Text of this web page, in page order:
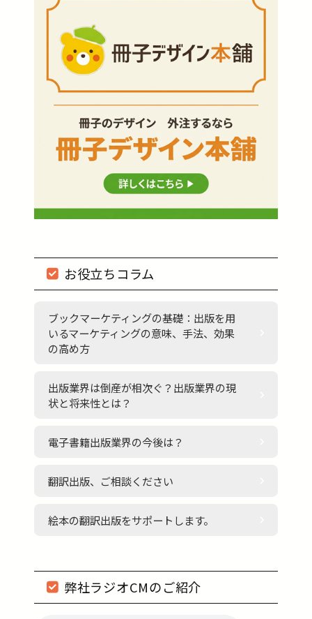
お役立ちコラム
ブックマーケティングの基礎：出版を用
いるマーケティングの意味、手法、効果
の高め方
出版業界は倒産が相次ぐ？出版業界の現
状と将来性とは？
電子書籍出版業界の今後は？
翻訳出版、ご相談ください
絵本の翻訳出版をサポートします。
弊社ラジオCMのご紹介